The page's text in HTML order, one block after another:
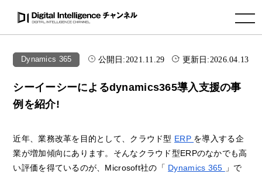
toggle navigation
Dynamics 365 公開日:2021.11.29 更新日:2026.04.13
シーイーシーによるdynamics365導入支援の事
例を紹介!
近年、業務改革を目的として、クラウド型 ERP を導入する企
業が増加傾向にあります。そんなクラウド型ERPのなかでも高
い評価を得ているのが、Microsoft社の「 Dynamics 365
」で